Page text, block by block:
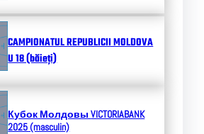
CAMPIONATUL REPUBLICII MOLDOVA
U 18 (băieți)
Кубок МолдовыVICTORIABANK
2025 (masculin)